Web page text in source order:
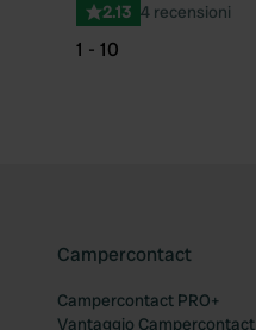
2.13 4 recensioni
1 - 10
Campercontact
Campercontact PRO+
Vantaggio Campercontact